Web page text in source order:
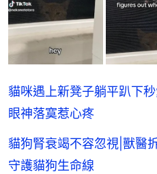
貓咪遇上新凳子躺平趴下
眼神落寞惹心疼
貓狗腎衰竭不容忽視|獸醫
守護貓狗生命線